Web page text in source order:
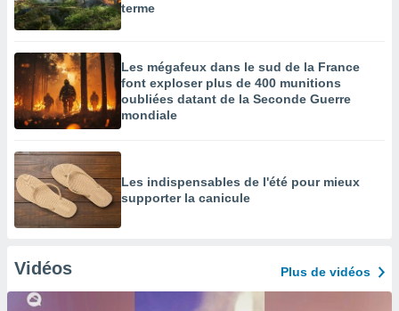
terme
Les mégafeux dans le sud de la France
font exploser plus de 400 munitions
oubliées datant de la Seconde Guerre
mondiale
Les indispensables de l'été pour mieux
supporter la canicule
Vidéos Plus de vidéos